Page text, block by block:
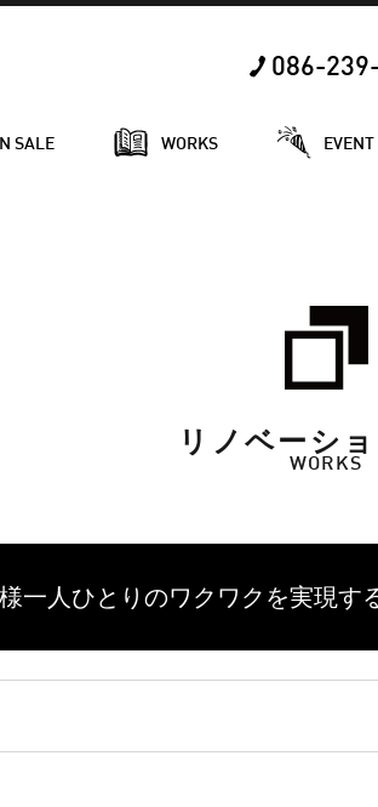
086-
SALE WORKS EVENT
リノベーシ
WORKS
一人ひとりのワクワクを実現す